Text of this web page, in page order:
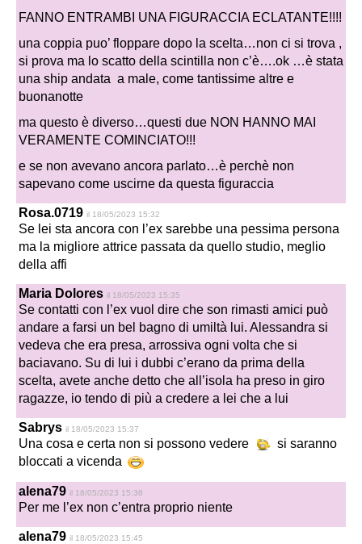
FANNO ENTRAMBI UNA FIGURACCIA ECLATANTE!!!!
una coppia puo’ floppare dopo la scelta…non ci si trova ,
si prova ma lo scatto della scintilla non c’è….ok …è stata
una ship andata a male, come tantissime altre e
buonanotte
ma questo è diverso…questi due NON HANNO MAI
VERAMENTE COMINCIATO!!!
e se non avevano ancora parlato…è perchè non
sapevano come uscirne da questa figuraccia
Rosa.0719 il 18/05/2023 15:32
Se lei sta ancora con l’ex sarebbe una pessima persona
ma la migliore attrice passata da quello studio, meglio
della affi
Maria Dolores il 18/05/2023 15:35
Se contatti con l’ex vuol dire che son rimasti amici può
andare a farsi un bel bagno di umiltà lui. Alessandra si
vedeva che era presa, arrossiva ogni volta che si
baciavano. Su di lui i dubbi c’erano da prima della
scelta, avete anche detto che all’isola ha preso in giro
ragazze, io tendo di più a credere a lei che a lui
Sabrys il 18/05/2023 15:37
Una cosa e certa non si possono vedere
si saranno
bloccati a vicenda
alena79 il 18/05/2023 15:38
Per me l’ex non c’entra proprio niente
alena79 il 18/05/2023 15:45